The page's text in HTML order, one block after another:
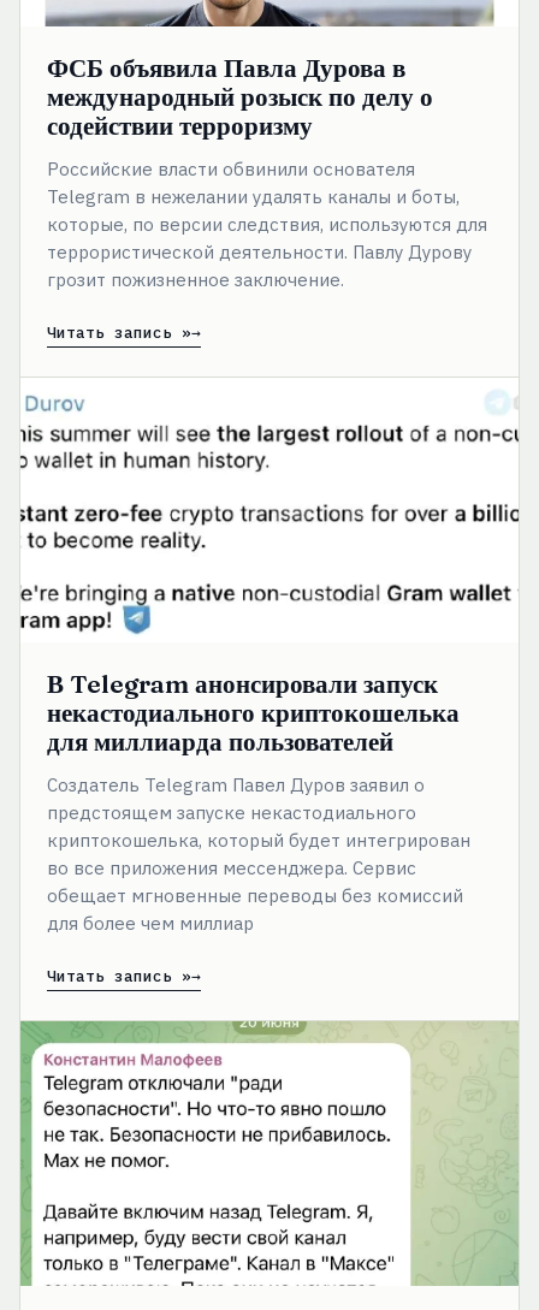
ФСБ объявила Павла Дурова в
международный розыск по делу о
содействии терроризму
Российские власти обвинили основателя
Telegram в нежелании удалять каналы и боты,
которые, по версии следствия, используются для
террористической деятельности. Павлу Дурову
грозит пожизненное заключение.
Читать запись »
В Telegram анонсировали запуск
некастодиального криптокошелька
для миллиарда пользователей
Создатель Telegram Павел Дуров заявил о
предстоящем запуске некастодиального
криптокошелька, который будет интегрирован
во все приложения мессенджера. Сервис
обещает мгновенные переводы без комиссий
для более чем миллиар
Telegram
анонсировали
запуск
некастодиального
криптокошелька
миллиарда
пользователей
Читать запись »
Православный
бизнесмен
Константин
Малофеев
призвал
разблокировать
Telegram
и
сосредоточиться
реальных
угрозах